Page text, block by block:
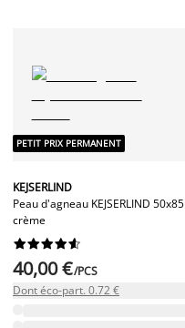
PETIT PRIX PERMANENT
KEJSERLIND
Peau d'agneau KEJSERLIND 50x85
crème






40,00 €/PCS
Dont éco-part. 0.72 €